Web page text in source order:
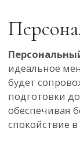
Для проведения
стратегических
предлагаем
оснащение,
мероприятие
деловой встречи до
события.
оборудование